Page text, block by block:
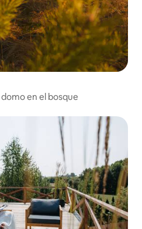
domo en el bosque